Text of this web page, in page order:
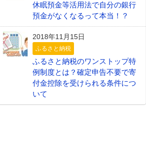
休眠預金等活用法で自分の銀行
預金がなくなるって本当！？
2018年11月15日
ふるさと納税
ふるさと納税のワンストップ特
例制度とは？確定申告不要で寄
付金控除を受けられる条件につ
いて